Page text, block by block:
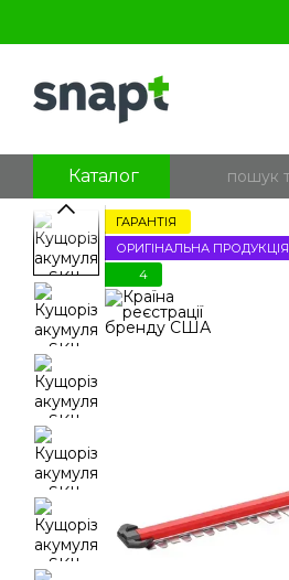
Каталог
ГАРАНТІЯ
ОРИГІНАЛЬНА ПРОДУКЦІЯ
4